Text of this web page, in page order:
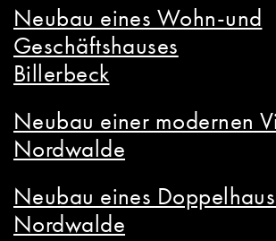
Neubau eines Wohn-und
Geschäftshauses
Billerbeck
Neubau einer modernen
Nordwalde
Neubau eines
Nordwalde